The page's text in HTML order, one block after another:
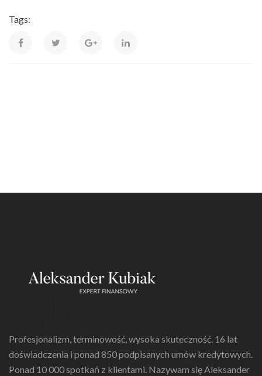
Tags:
Profesjonalizm, terminowość, wysoka skuteczność. 16 lat
doświadczenia i ponad 850 podpisanych umów kredytowych.
Ponad 10 000 spotkań z klientami. Nazywam się Aleksander